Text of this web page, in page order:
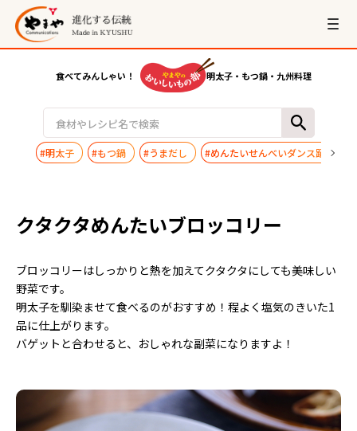
食べてみんしゃい！ 明太子・もつ鍋・九州料理
#明太子 #もつ鍋 #うまだし #めんたいせんべいダンス踊ってみ
クタクタめんたいブロッコリー
ブロッコリーはしっかりと熱を加えてクタクタにしても美味しい
野菜です。
明太子を馴染ませて食べるのがおすすめ！程よく塩気のきいた1
品に仕上がります。
バゲットと合わせると、おしゃれな副菜になりますよ！